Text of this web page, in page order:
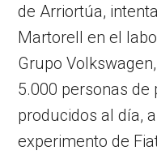
de Arriortúa,
Martorell en el
Grupo
5.000 personas de
producidos al día,
experimento de